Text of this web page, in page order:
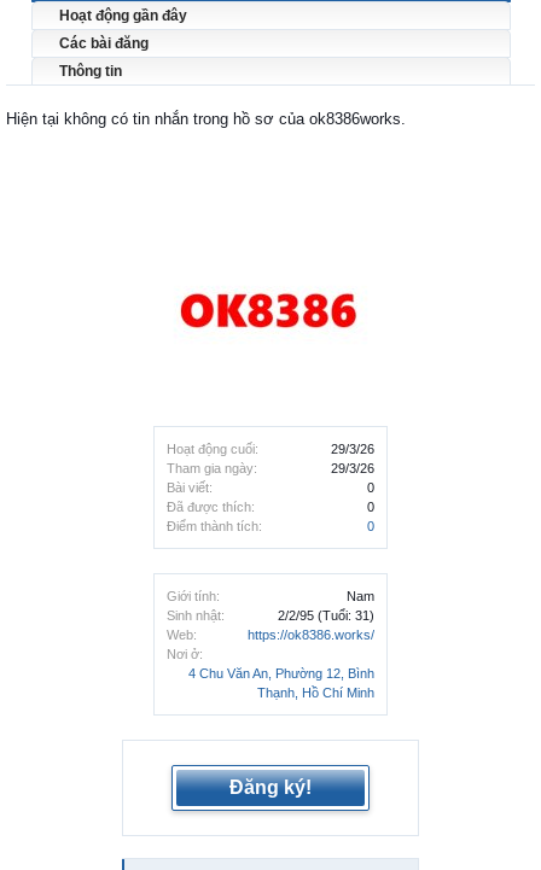
Hoạt động cuối:
29/3/26
Tham gia ngày:
29/3/26
Bài viết:
0
Đã được thích:
0
Điểm thành tích:
0
Giới tính:
Nam
Sinh nhật:
2/2/95 (Tuổi: 31)
Web:
https://ok8386.works/
Nơi ở:
4 Chu Văn An, Phường 12, Bình
Thạnh, Hồ Chí Minh
Hoạt động gần đây
Các bài đăng
Thông tin
Hiện tại không có tin nhắn trong hồ sơ của ok8386works.
Đăng ký!